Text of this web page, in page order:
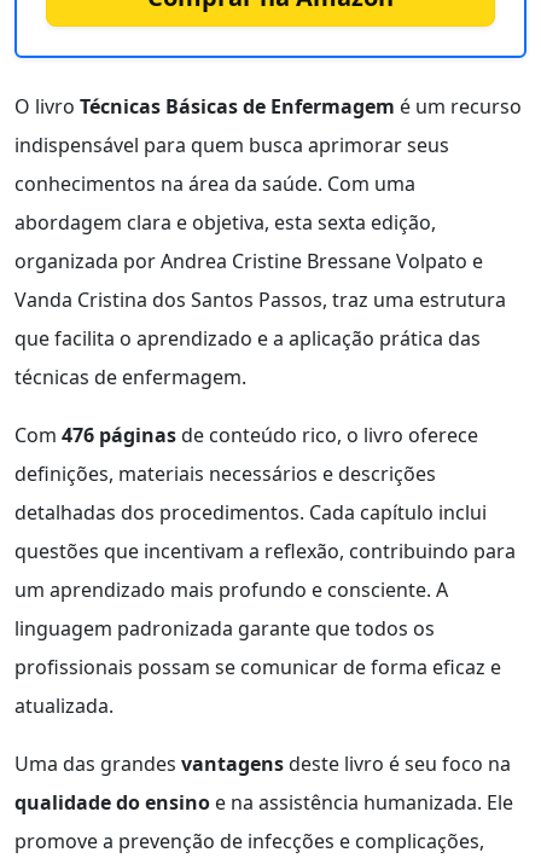
O livro Técnicas Básicas de Enfermagem é um recurso
indispensável para quem busca aprimorar seus
conhecimentos na área da saúde. Com uma
abordagem clara e objetiva, esta sexta edição,
organizada por Andrea Cristine Bressane Volpato e
Vanda Cristina dos Santos Passos, traz uma estrutura
que facilita o aprendizado e a aplicação prática das
técnicas de enfermagem.
Com 476 páginasde conteúdo rico, o livro oferece
definições, materiais necessários e descrições
detalhadas dos procedimentos. Cada capítulo inclui
questões que incentivam a reflexão, contribuindo para
um aprendizado mais profundo e consciente. A
linguagem padronizada garante que todos os
profissionais possam se comunicar de forma eficaz e
atualizada.
Uma das grandes vantagensdeste livro é seu foco na
qualidade do ensino e na assistência humanizada. Ele
promove a prevenção de infecções e complicações,